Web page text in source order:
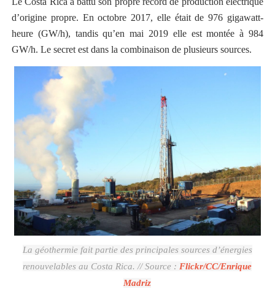
d’origine propre. En octobre 2017, elle était de 976 gigawatt-
heure (GW/h), tandis qu’en mai 2019 elle est montée à 984
GW/h. Le secret est dans la combinaison de plusieurs sources.
La géothermie fait partie des principales sources d’énergies
renouvelables au Costa Rica. // Source : Flickr/CC/Enrique
Madriz